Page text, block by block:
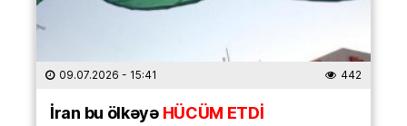
09.07.2026 - 15:41 442
İran bu ölkəyəHÜCÜM ETDİ